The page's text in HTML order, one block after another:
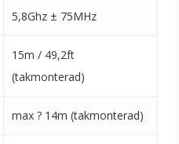
5,8Ghz ± 75MHz
15m / 49,2ft
(takmonterad)
max ? 14m (takmonterad)